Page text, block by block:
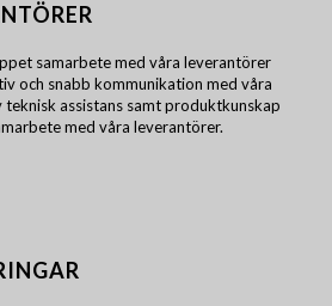
samarbete med våra leverantörer
och snabb kommunikation med våra
teknisk assistans samt produktkunskap
med våra leverantörer.